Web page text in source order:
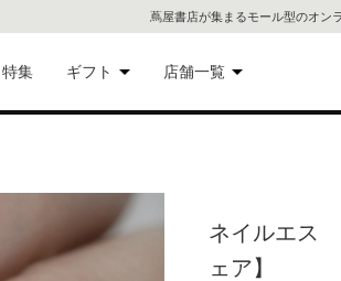
蔦屋書店が集まるモール型のオン
特集 ギフト 店舗一覧
代官山 蔦
ネイルエス
ェア】